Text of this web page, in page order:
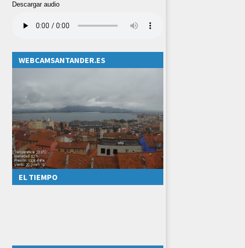
Descargar audio
WEBCAMSANTANDER.ES
EL TIEMPO